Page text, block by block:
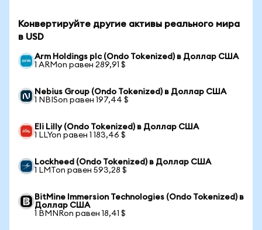
Конвертируйте другие активы реального мира
в USD
Arm Holdings plc (Ondo Tokenized) в Доллар США
1 ARMon равен 289,91 $
Nebius Group (Ondo Tokenized) в Доллар США
1 NBISon равен 197,44 $
Eli Lilly (Ondo Tokenized) в Доллар США
1 LLYon равен 1 183,46 $
Lockheed (Ondo Tokenized) в Доллар США
1 LMTon равен 593,28 $
BitMine Immersion Technologies (Ondo Tokenized) в
Доллар США
1 BMNRon равен 18,41 $